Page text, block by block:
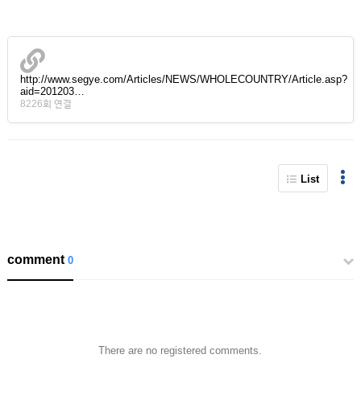
http://www.segye.com/Articles/NEWS/WHOLECOUNTRY/Article.asp?
aid=201203…
8226회 연결
List
comment0
There are no registered comments.